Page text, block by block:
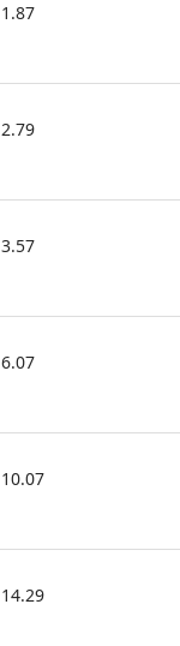
1.87
2.79
3.57
6.07
10.07
14.29